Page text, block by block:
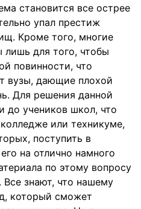
становится все острее
упал престиж
Кроме того, многие
для того, чтобы
повинности, что
вузы, дающие плохой
Для решения данной
до учеников школ, что
или техникуме,
поступить в
на отлично намного
по этому вопросу
Все знают, что нашему
который сможет